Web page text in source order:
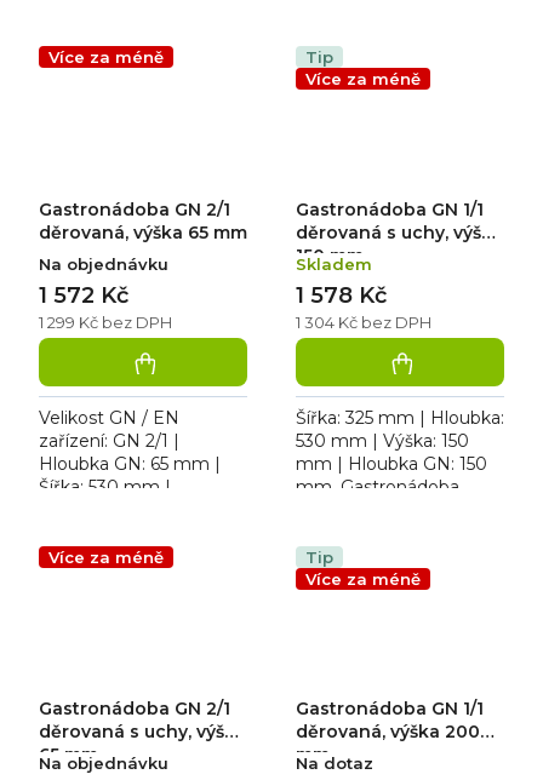
Více za méně
Gastronádoba GN 2/1
děrovaná, výška 65 mm
Na objednávku
1 299 Kč bez DPH
1 572 Kč
Velikost GN / EN
zařízení: GN 2/1 |
Hloubka GN: 65 mm |
Šířka: 530 mm |
gastronádoba
Tip
Více za méně
Gastronádoba GN 1/1
děrovaná s uchy, výška
150 mm
Skladem
1 304 Kč bez DPH
1 578 Kč
Šířka: 325 mm | Hloubka:
530 mm | Výška: 150
mm | Hloubka GN: 150
mm. Gastronádoba
Více za méně
Gastronádoba GN 2/1
děrovaná s uchy, výška
65 mm
Na objednávku
Tip
Více za méně
Gastronádoba GN 1/1
děrovaná, výška 200
mm
Na dotaz